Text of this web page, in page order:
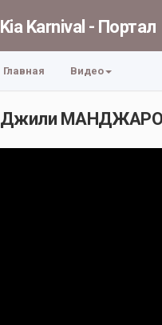
Kia Karnival - Портал
Главная Видео
Джили МАНДЖАРО